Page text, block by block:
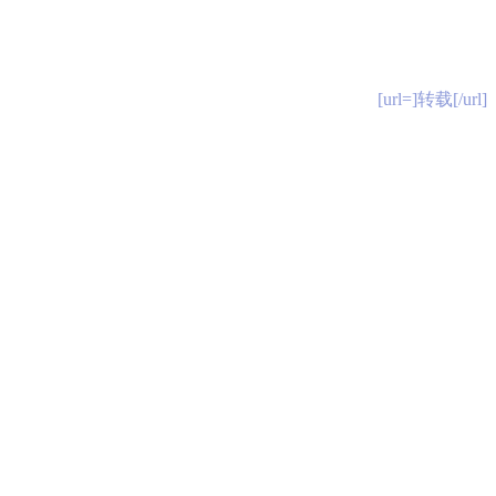
[url=]转载[/url]